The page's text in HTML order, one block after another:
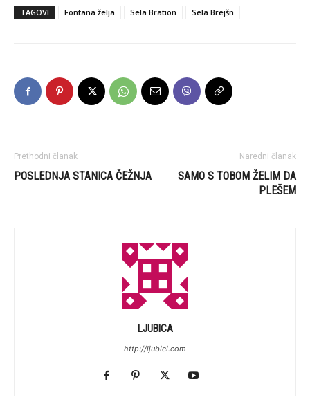
TAGOVI Fontana želja Sela Bration Sela Brejšn
Prethodni članak
POSLEDNJA STANICA ČEŽNJA
Naredni članak
SAMO S TOBOM ŽELIM DA
PLEŠEM
LJUBICA
http://ljubici.com